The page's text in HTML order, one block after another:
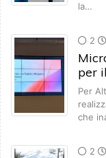
la…
2
per
Per
che
2